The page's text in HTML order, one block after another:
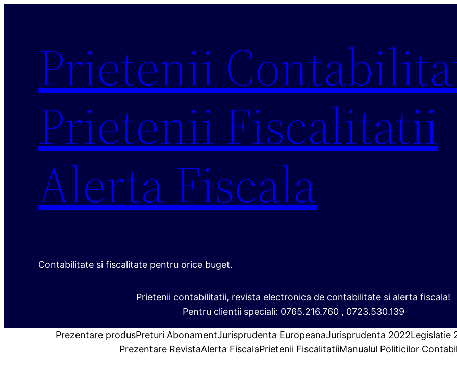
Prietenii
Prietenii Fiscalitatii
Alerta Fiscala
Contabilitate si fiscalitate pentru orice buget.
Prietenii contabilitatii, revista electronica de contabilitate si alerta fiscala!
Pentru clientii speciali: 0765.216.760 , 0723.530.139
Prezentare produsPreturi AbonamentJurisprudenta EuropeanaJurisprudenta 2022Legislatie
Prezentare RevistaAlerta FiscalaPrietenii FiscalitatiiManualul Politicilor